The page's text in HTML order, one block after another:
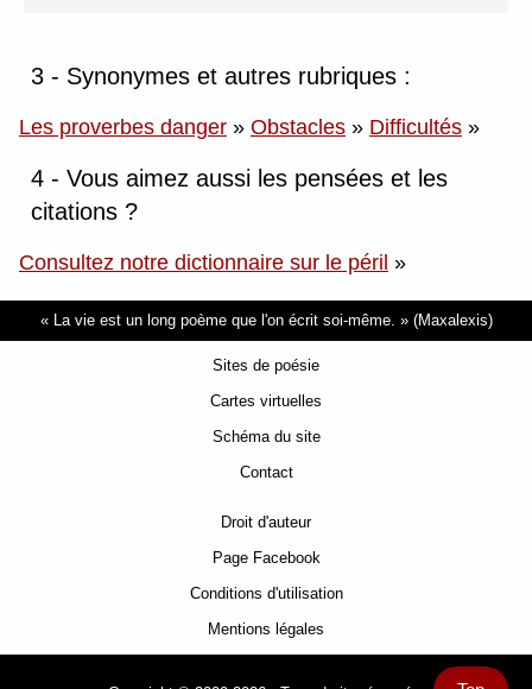
3 - Synonymes et autres rubriques :
Les proverbes danger » Obstacles » Difficultés »
4 - Vous aimez aussi les pensées et les
citations ?
Consultez notre dictionnaire sur le péril »
La vie est un long poème que l'on écrit soi-même. (Maxalexis)
Sites de poésie
Cartes virtuelles
Schéma du site
Contact
Droit d'auteur
Page Facebook
Conditions d'utilisation
Mentions légales